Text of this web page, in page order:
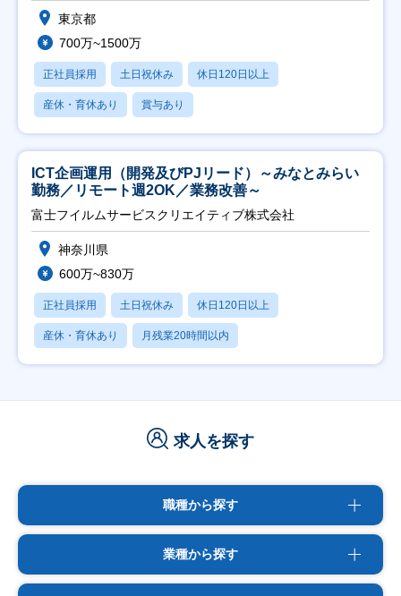
東京都
700万~1500万
正社員採用 土日祝休み 休日120日以上
産休・育休あり 賞与あり
ICT企画運用（開発及びPJリード）～みなとみらい
勤務／リモート週2OK／業務改善～
富士フイルムサービスクリエイティブ株式会社
神奈川県
600万~830万
正社員採用 土日祝休み 休日120日以上
産休・育休あり 月残業20時間以内
求人を探す
職種から探す
業種から探す